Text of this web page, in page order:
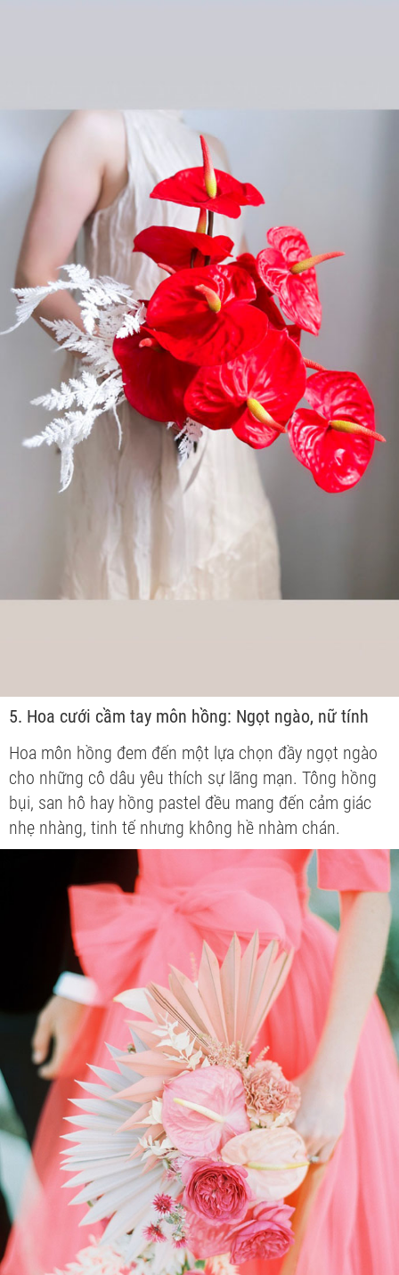
5. Hoa cưới cầm tay môn hồng: Ngọt ngào, nữ tính
Hoa môn hồng đem đến một lựa chọn đầy ngọt ngào
cho những cô dâu yêu thích sự lãng mạn. Tông hồng
bụi, san hô hay hồng pastel đều mang đến cảm giác
nhẹ nhàng, tinh tế nhưng không hề nhàm chán.